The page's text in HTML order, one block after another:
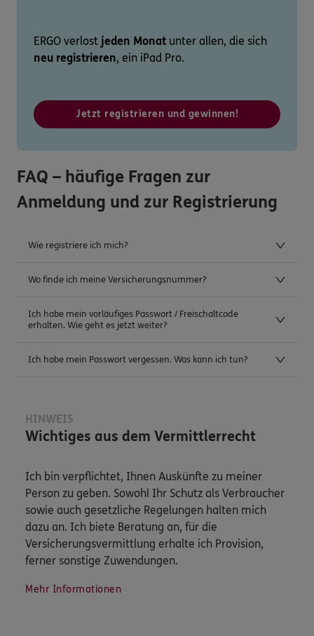
ERGO verlost jeden Monat unter allen, die sich
neu registrieren, ein iPad Pro.
Jetzt registrieren und gewinnen!
FAQ – häufige Fragen zur
Anmeldung und zur Registrierung
Wie registriere ich mich?
Wo finde ich meine Versicherungsnummer?
Ich habe mein vorläufiges Passwort / Freischaltcode
erhalten. Wie geht es jetzt weiter?
Ich habe mein Passwort vergessen. Was kann ich tun?
HINWEIS
Wichtiges aus dem Vermittlerrecht
Ich bin verpflichtet, Ihnen Auskünfte zu meiner
Person zu geben. Sowohl Ihr Schutz als Verbraucher
sowie auch gesetzliche Regelungen halten mich
dazu an. Ich biete Beratung an, für die
Versicherungsvermittlung erhalte ich Provision,
ferner sonstige Zuwendungen.
Mehr Informationen